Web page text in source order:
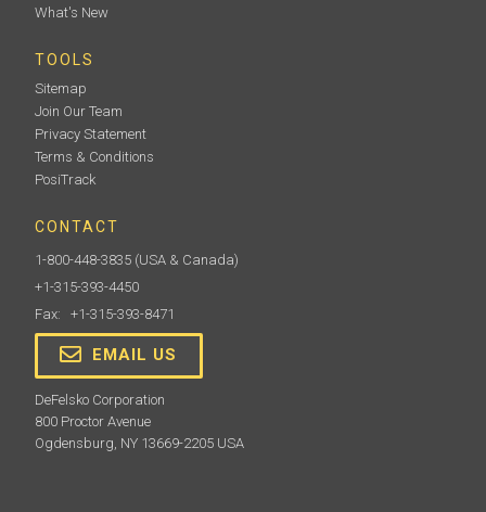
What's New
TOOLS
Sitemap
Join Our Team
Privacy Statement
Terms & Conditions
PosiTrack
CONTACT
1-800-448-3835 (USA & Canada)
+1-315-393-4450
Fax: +1-315-393-8471
EMAIL US
DeFelsko Corporation
800 Proctor Avenue
Ogdensburg, NY 13669-2205 USA